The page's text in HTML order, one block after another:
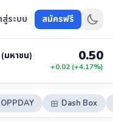
สู่ระบบ สมัครฟรี
มหาชน) 0.50
+0.02 (+4.17%)
Dash Box